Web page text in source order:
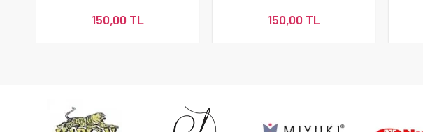
150,00 TL 150,00 TL